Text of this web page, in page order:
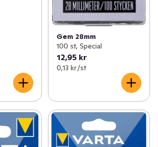
Gem 28mm
100 st, Special
12,95 kr
0,13 kr /st